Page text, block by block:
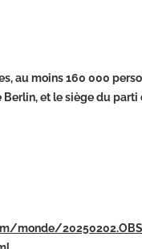
au moins 160 000
et le siège du
monde/